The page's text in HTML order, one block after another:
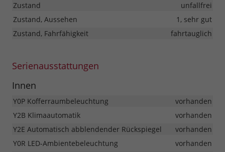
Zustand
unfallfrei
Zustand, Aussehen
1, sehr gut
Zustand, Fahrfähigkeit
fahrtauglich
Serienausstattungen
Innen
Y0P Kofferraumbeleuchtung
vorhanden
Y2B Klimaautomatik
vorhanden
Y2E Automatisch abblendender Rückspiegel
vorhanden
Y0R LED-Ambientebeleuchtung
vorhanden